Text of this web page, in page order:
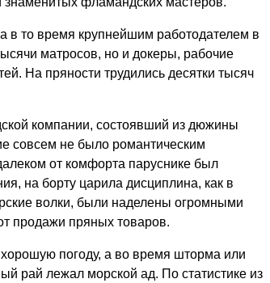
то время крупнейшим работодателем в
матросов, но и докеры, рабочие
На пряности трудились десятки тысяч
компании, состоявший из дюжины
совсем не было романтическим
от комфорта паруснике был
на борту царила дисциплина, как в
волки, были наделены огромными
продажи пряных товаров.
погоду, а во время шторма или
рай лежал морской ад. По статистике из